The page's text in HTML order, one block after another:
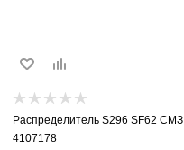
Распределитель S296 SF62 СМЗ
4107178